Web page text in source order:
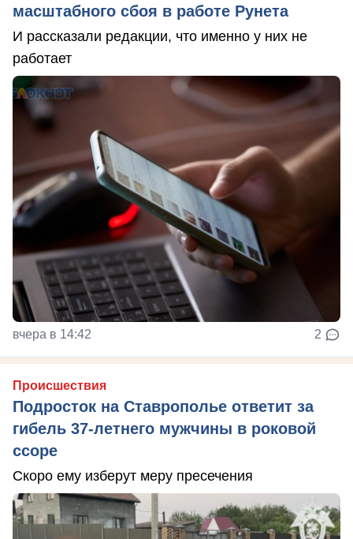
масштабного сбоя в работе Рунета
И рассказали редакции, что именно у них не
работает
вчера в 14:42 2
Происшествия
Подросток на Ставрополье ответит за
гибель 37-летнего мужчины в роковой
ссоре
Скоро ему изберут меру пресечения